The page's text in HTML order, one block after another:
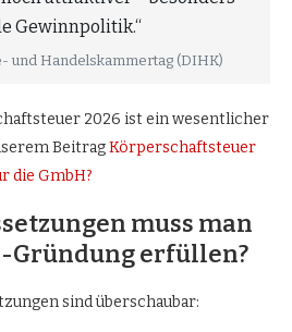
Gewinnpolitik.“
und Handelskammertag (DIHK)
2026 ist ein wesentlicher
BeitragKörperschaftsteuer
die GmbH?
muss man
Gründung erfüllen?
sind überschaubar: